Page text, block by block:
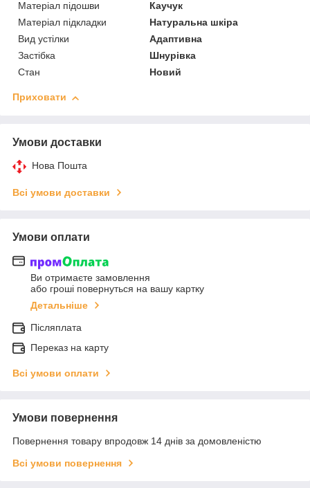
Матеріал підошви
Каучук
Матеріал підкладки
Натуральна шкіра
Вид устілки
Адаптивна
Застібка
Шнурівка
Стан
Новий
Приховати
Умови доставки
Нова Пошта
Всі умови доставки
Умови оплати
Ви отримаєте замовлення
або гроші повернуться на вашу картку
Детальніше
Післяплата
Переказ на карту
Всі умови оплати
Умови повернення
Повернення товару впродовж 14 днів за домовленістю
Всі умови повернення